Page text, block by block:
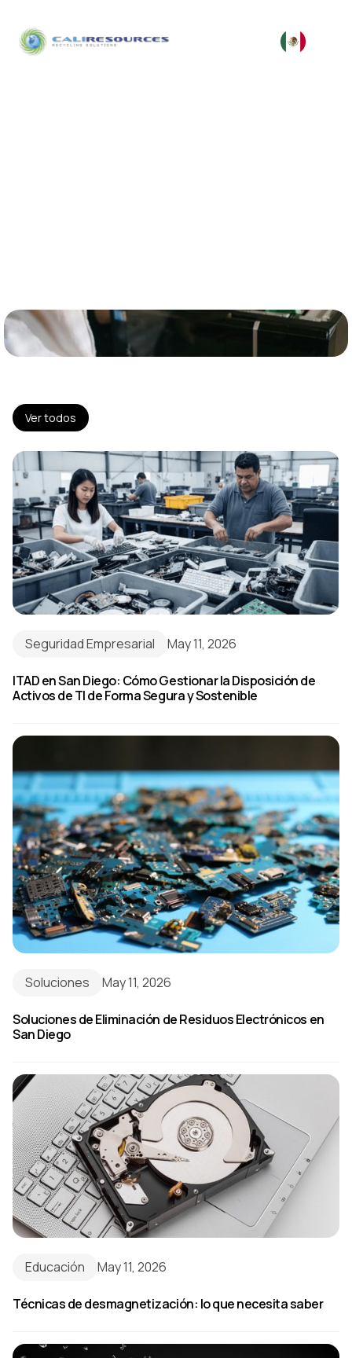
Ver todos
Seguridad Empresarial May 11, 2026
ITAD en San Diego: Cómo Gestionar la Disposición de
Activos de TI de Forma Segura y Sostenible
Soluciones May 11, 2026
Soluciones de Eliminación de Residuos Electrónicos en
San Diego
Educación May 11, 2026
Técnicas de desmagnetización: lo que necesita saber